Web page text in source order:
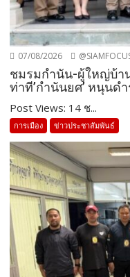
07/08/2026
ชมรมกำนัน-ผู้ใหญ่บ้า
ท่าที’กำนันยศ’ หนุนด
Post Views: 14 ช...
การเมือง ข่าวประชาสัมพันธ์